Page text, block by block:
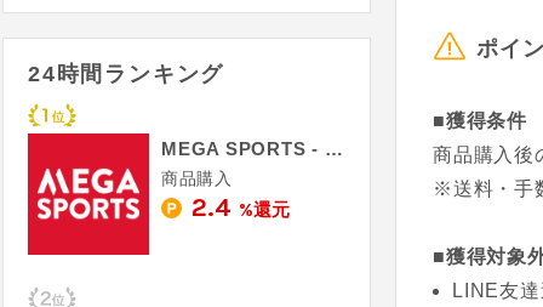
ポイ
■獲得条件
商品購入後
※送料・手
■獲得対象
LINE友
24時間ランキング
MEGA SPORTS ‐ メガスポーツ
商品購入
2.4 %還元